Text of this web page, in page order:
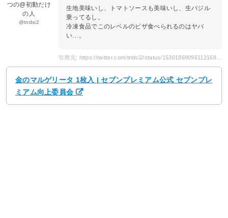
つの@初動だけ
の人
@tndsi2
生地美味いし、トマトソースも美味いし、生バジル
乗ってるし。
冷凍食品でこのレベルのピザ食べられるのはヤバ
い…。
引用元: https://twitter.com/tndsi2/status/1530186909611216897
金のマルゲリータ 1枚入 | セブンプレミアム公式 セブンプレ
ミアム向上委員会